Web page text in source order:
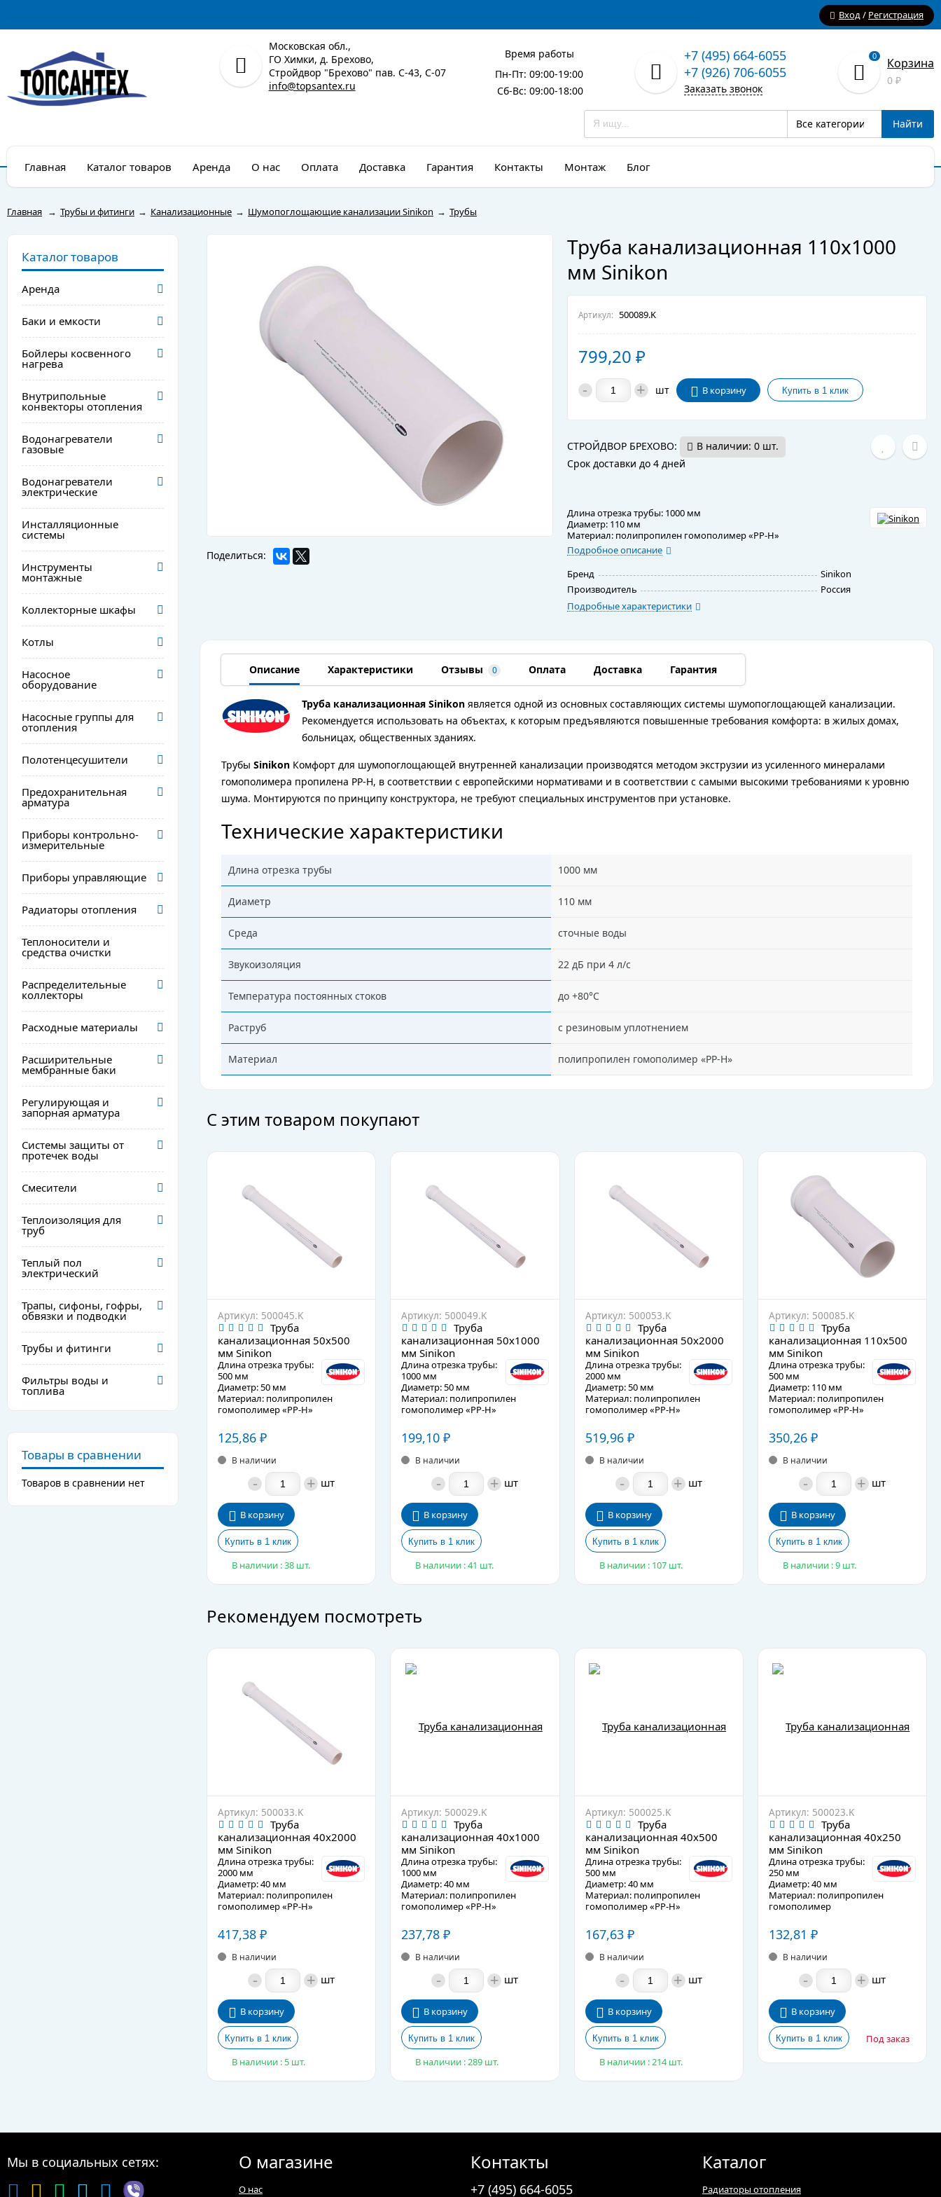
Вход/ Регистрация
Московская обл.,
ГО Химки, д. Брехово,
Стройдвор "Брехово" пав. С-43, С-07
info@topsantex.ru
Время работы
Пн-Пт: 09:00-19:00
Сб-Вс: 09:00-18:00
+7 (495) 664-6055
+7 (926) 706-6055
Заказать звонок
0 Корзина
0 ₽
Все категории Найти
Главная Каталог товаров Аренда О нас Оплата Доставка Гарантия Контакты Монтаж Блог
Главная → Трубы и фитинги → Канализационные → Шумопоглощающие канализации Sinikon → Трубы
Каталог товаров
Аренда
Баки и емкости
Бойлеры косвенного
нагрева
Внутрипольные
конвекторы отопления
Водонагреватели
газовые
Водонагреватели
электрические
Инсталляционные
системы
Инструменты
монтажные
Коллекторные шкафы
Котлы
Насосное
оборудование
Насосные группы для
отопления
Полотенцесушители
Предохранительная
арматура
Приборы контрольно-
измерительные
Приборы управляющие
Радиаторы отопления
Теплоносители и
средства очистки
Распределительные
коллекторы
Расходные материалы
Расширительные
мембранные баки
Регулирующая и
запорная арматура
Системы защиты от
протечек воды
Смесители
Теплоизоляция для
труб
Теплый пол
электрический
Трапы, сифоны, гофры,
обвязки и подводки
Трубы и фитинги
Фильтры воды и
топлива
Товары в сравнении
Товаров в сравнении нет
Поделиться:
Труба канализационная 110х1000
мм Sinikon
Артикул: 500089.K
799,20 ₽
- + шт В корзину
СТРОЙДВОР БРЕХОВО:
В наличии: 0 шт.
Срок доставки до 4 дней
Длина отрезка трубы: 1000 мм
Диаметр: 110 мм
Материал: полипропилен гомополимер «PP-H»
Подробное описание
Бренд
Sinikon
Производитель
Россия
Подробные характеристики
Описание Характеристики Отзывы 0 Оплата Доставка Гарантия
Труба канализационная Sinikon является одной из основных составляющих системы шумопоглощающей канализации.
Рекомендуется использовать на объектах, к которым предъявляются повышенные требования комфорта: в жилых домах,
больницах, общественных зданиях.
Трубы Sinikon Комфорт для шумопоглощающей внутренней канализации производятся методом экструзии из усиленного минералами
гомополимера пропилена PP-H, в соответствии с европейскими нормативами и в соответствии с самыми высокими требованиями к уровню
шума. Монтируются по принципу конструктора, не требуют специальных инструментов при установке.
Технические характеристики
Длина отрезка трубы 1000 мм
Диаметр 110 мм
Среда сточные воды
Звукоизоляция 22 дБ при 4 л/с
Температура постоянных стоков до +80°C
Раструб с резиновым уплотнением
Материал полипропилен гомополимер «PP-H»
С этим товаром покупают
Артикул: 500045.K
Труба
канализационная 50х500
мм Sinikon
Длина отрезка трубы:
500 мм
Диаметр: 50 мм
Материал: полипропилен
гомополимер «PP-H»
125,86 ₽
В наличии
- + шт
В корзину
В наличии : 38 шт.
Артикул: 500049.K
Труба
канализационная 50х1000
мм Sinikon
Длина отрезка трубы:
1000 мм
Диаметр: 50 мм
Материал: полипропилен
гомополимер «PP-H»
199,10₽
В наличии
- + шт
В корзину
В наличии : 41 шт.
Артикул: 500053.K
Труба
канализационная 50х2000
мм Sinikon
Длина отрезка трубы:
2000 мм
Диаметр: 50 мм
Материал: полипропилен
гомополимер «PP-H»
519,96 ₽
В наличии
- + шт
В корзину
В наличии : 107 шт.
Артикул: 500085.K
Труба
канализационная 110х500
мм Sinikon
Длина отрезка трубы:
500 мм
Диаметр: 110 мм
Материал: полипропилен
гомополимер «PP-H»
350,26 ₽
В наличии
- + шт
В корзину
В наличии : 9 шт.
Рекомендуем посмотреть
Артикул: 500033.K
Труба
канализационная 40х2000
мм Sinikon
Длина отрезка трубы:
2000 мм
Диаметр: 40 мм
Материал: полипропилен
гомополимер «PP-H»
417,38 ₽
В наличии
- + шт
В корзину
В наличии : 5 шт.
Артикул: 500029.K
Труба
канализационная 40х1000
мм Sinikon
Длина отрезка трубы:
1000 мм
Диаметр: 40 мм
Материал: полипропилен
гомополимер «PP-H»
237,78₽
В наличии
- + шт
В корзину
В наличии : 289 шт.
Артикул: 500025.K
Труба
канализационная 40х500
мм Sinikon
Длина отрезка трубы:
500 мм
Диаметр: 40 мм
Материал: полипропилен
гомополимер «PP-H»
167,63 ₽
В наличии
- + шт
В корзину
В наличии : 214 шт.
Артикул: 500023.K
Труба
канализационная 40х250
мм Sinikon
Длина отрезка трубы:
250 мм
Диаметр: 40 мм
Материал: полипропилен
гомополимер
132,81 ₽
В наличии
- + шт
В корзину
Под заказ
Мы в социальных сетях: О магазине
О нас
Контакты
+7 (495) 664-6055
Каталог
Радиаторы отопления